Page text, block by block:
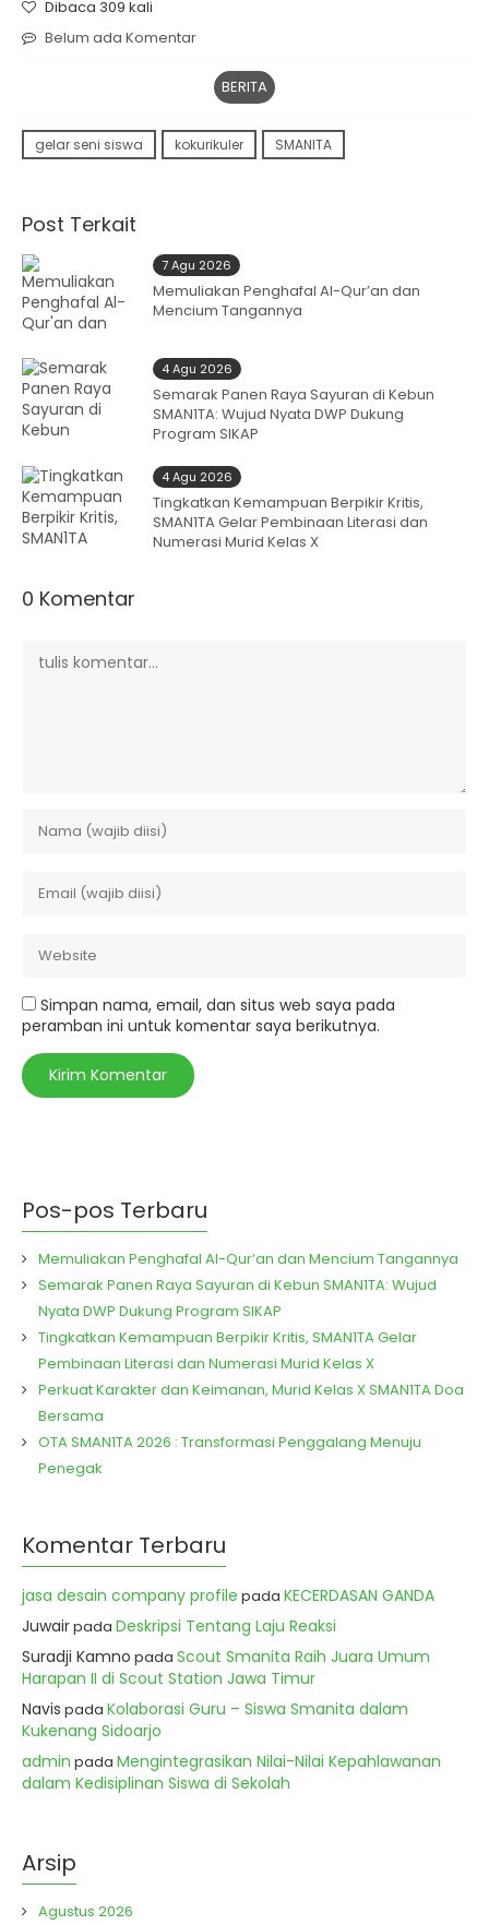
Dibaca 309 kali
Belum ada Komentar
BERITA
gelar seni siswa kokurikuler SMANITA
Post Terkait
7 Agu 2026
Memuliakan Penghafal Al-Qur’an dan
Mencium Tangannya
4 Agu 2026
Semarak Panen Raya Sayuran di Kebun
SMAN1TA: Wujud Nyata DWP Dukung
Program SIKAP
4 Agu 2026
Tingkatkan Kemampuan Berpikir Kritis,
SMAN1TA Gelar Pembinaan Literasi dan
Numerasi Murid Kelas X
0 Komentar
Simpan nama, email, dan situs web saya pada
peramban ini untuk komentar saya berikutnya.
Pos-pos Terbaru
Memuliakan Penghafal Al-Qur’an dan Mencium Tangannya
Semarak Panen Raya Sayuran di Kebun SMAN1TA: Wujud
Nyata DWP Dukung Program SIKAP
Tingkatkan Kemampuan Berpikir Kritis, SMAN1TA Gelar
Pembinaan Literasi dan Numerasi Murid Kelas X
Perkuat Karakter dan Keimanan, Murid Kelas X SMAN1TA Doa
Bersama
OTA SMAN1TA 2026 : Transformasi Penggalang Menuju
Penegak
Komentar Terbaru
jasa desain company profile pada KECERDASAN GANDA
Juwairpada Deskripsi Tentang Laju Reaksi
Suradji Kamno pada Scout Smanita Raih Juara Umum
Harapan II di Scout Station Jawa Timur
Navis pada Kolaborasi Guru – Siswa Smanita dalam
Kukenang Sidoarjo
admin pada Mengintegrasikan Nilai-Nilai Kepahlawanan
dalam Kedisiplinan Siswa di Sekolah
Arsip
Agustus 2026